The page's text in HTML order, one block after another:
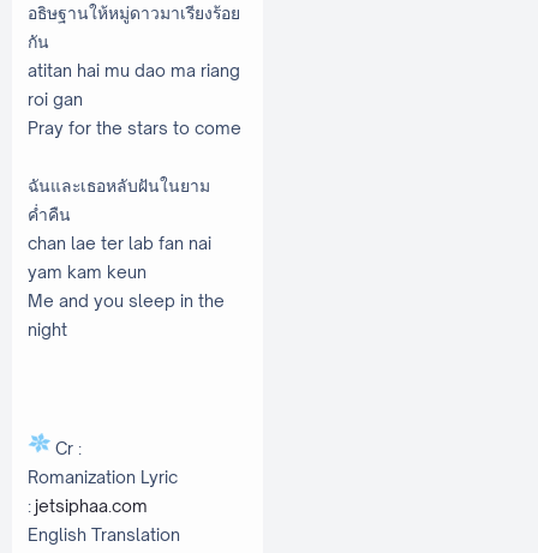
อธิษฐานให้หมู่ดาวมาเรียงร้อย
กัน
atitan hai mu dao ma riang
roi gan
Pray for the stars to come
ฉันและเธอหลับฝันในยาม
ค่ำคืน
chan lae ter lab fan nai
yam kam keun
Me and you sleep in the
night
Cr :
Romanization Lyric
:jetsiphaa.com
English Translation